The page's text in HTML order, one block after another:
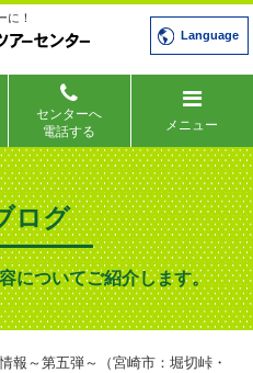
に！
Language
センターへ
電話する
メニュー
ログ
についてご紹介します。
報～第五弾～（宮崎市：堀切峠・